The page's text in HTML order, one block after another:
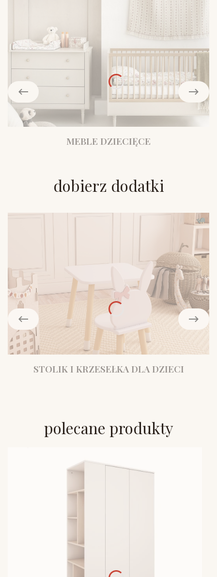
MEBLE DZIECIĘCE
dobierz dodatki
STOLIK I KRZESEŁKA DLA DZIECI
polecane produkty